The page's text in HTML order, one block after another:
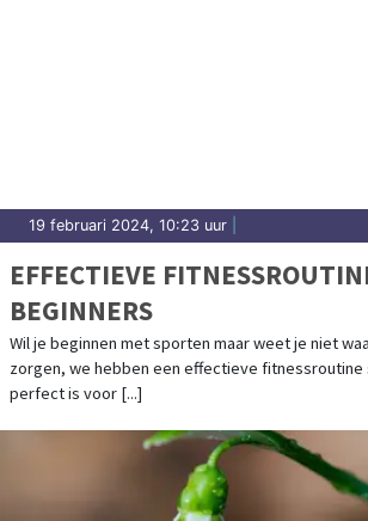
19 februari 2024, 10:23 uur
EFFECTIEVE
BEGINNERS
Wil je beginnen met sporten maar weet je niet
zorgen, we hebben een effectieve
perfect is voor [...]